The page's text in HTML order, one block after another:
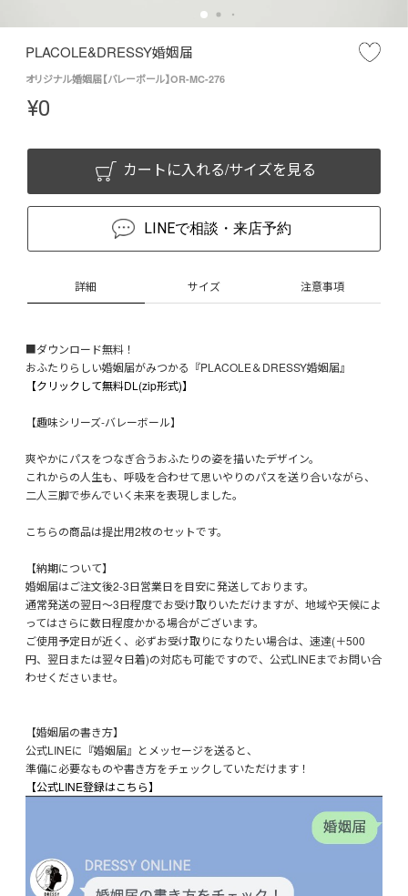
PLACOLE&DRESSY婚姻届
オリジナル婚姻届【バレーボール】OR-MC-276
¥0
カートに入れる/サイズを見る
LINEで相談・来店予約
詳細 サイズ 注意事項
■ダウンロード無料！
おふたりらしい婚姻届がみつかる『PLACOLE＆DRESSY婚姻届』
【クリックして無料DL(zip形式)】
【趣味シリーズ-バレーボール】
爽やかにパスをつなぎ合うおふたりの姿を描いたデザイン。
これからの人生も、呼吸を合わせて思いやりのパスを送り合いながら、
二人三脚で歩んでいく未来を表現しました。
こちらの商品は提出用2枚のセットです。
【納期について】
婚姻届はご注文後2-3日営業日を目安に発送しております。
通常発送の翌日～3日程度でお受け取りいただけますが、地域や天候によ
ってはさらに数日程度かかる場合がございます。
ご使用予定日が近く、必ずお受け取りになりたい場合は、速達(＋500
円、翌日または翌々日着)の対応も可能ですので、公式LINEまでお問い合
わせくださいませ。
【婚姻届の書き方】
公式LINEに『婚姻届』とメッセージを送ると、
準備に必要なものや書き方をチェックしていただけます！
【公式LINE登録はこちら】